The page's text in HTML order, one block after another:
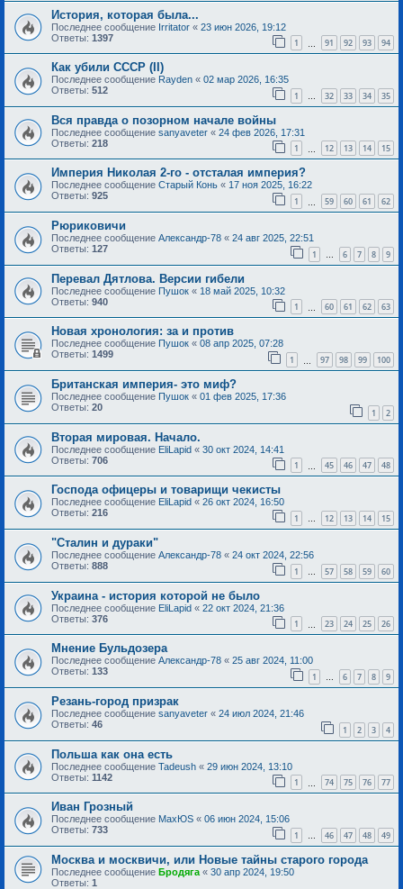
История, которая была...
Последнее сообщение Irritator « 23 июн 2026, 19:12
Ответы: 1397 1 91 92 93 94
Как убили СССР (II)
Последнее сообщение Rayden « 02 мар 2026, 16:35
Ответы: 512 1 … 32 33 34 35
Вся правда о позорном начале войны
Последнее сообщение sanyaveter « 24 фев 2026, 17:31
Ответы: 218 1 12 13 14 15
Империя Николая 2-го - отсталая империя?
Последнее сообщение Старый Конь « 17 ноя 2025, 16:22
Ответы: 925 1 59 60 61 62
Рюриковичи
Последнее сообщение Александр-78 « 24 авг 2025, 22:51
Ответы: 127 1 … 6 7 8 9
Перевал Дятлова. Версии гибели
Последнее сообщение Пушок « 18 май 2025, 10:32
Ответы: 940 1 60 61 62 63
Новая хронология: за и против
Последнее сообщение Пушок « 08 апр 2025, 07:28
Ответы: 1499 1 97 98 99 100
Британская империя- это миф?
Последнее сообщение Пушок « 01 фев 2025, 17:36
Ответы: 20 1 2
Вторая мировая. Начало.
Последнее сообщение EliLapid « 30 окт 2024, 14:41
Ответы: 706 1 45 46 47 48
Господа офицеры и товарищи чекисты
Последнее сообщение EliLapid « 26 окт 2024, 16:50
Ответы: 216 1 … 12 13 14 15
"Сталин и дураки"
Последнее сообщение Александр-78 « 24 окт 2024, 22:56
Ответы: 888 1 … 57 58 59 60
Украина - история которой не было
Последнее сообщение EliLapid « 22 окт 2024, 21:36
Ответы: 376 1 23 24 25 26
Мнение Бульдозера
Последнее сообщение Александр-78 « 25 авг 2024, 11:00
Ответы: 133 1 … 6 7 8 9
Резань-город призрак
Последнее сообщение sanyaveter « 24 июл 2024, 21:46
Ответы: 46 1 2 3 4
Польша как она есть
Последнее сообщение Tadeush « 29 июн 2024, 13:10
Ответы: 1142 1 74 75 76 77
Иван Грозный
Последнее сообщение MaxЮS « 06 июн 2024, 15:06
Ответы: 733 1 … 46 47 48 49
Москва и москвичи, или Новые тайны старого города
Последнее сообщение Бродяга « 30 апр 2024, 19:50
Ответы: 1